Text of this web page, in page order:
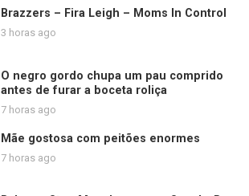
Brazzers – Fira Leigh – Moms In Control
3 horas ago
O negro gordo chupa um pau comprido
antes de furar a boceta roliça
7 horas ago
Mãe gostosa com peitões enormes
7 horas ago